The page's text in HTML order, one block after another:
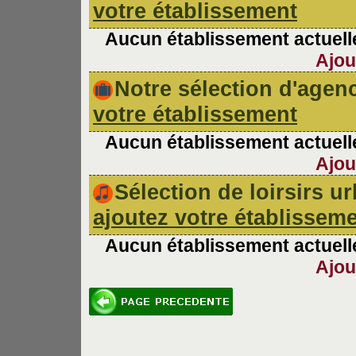
votre établissement
Aucun établissement
Notre sélection
votre établissement
Aucun établissement
Sélection de loirsirs
ajoutez votre
Aucun établissement